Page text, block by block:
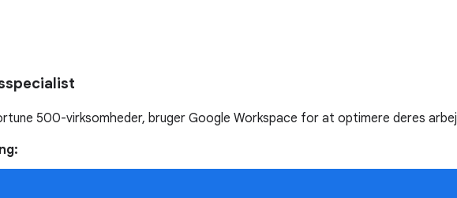
500-virksomheder, bruger Google Workspace for at optimere deres